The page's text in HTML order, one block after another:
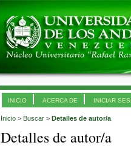
INICIO ACERCA DE INICIAR
Inicio > Buscar > Detalles de autor/a
Detalles de autor/a